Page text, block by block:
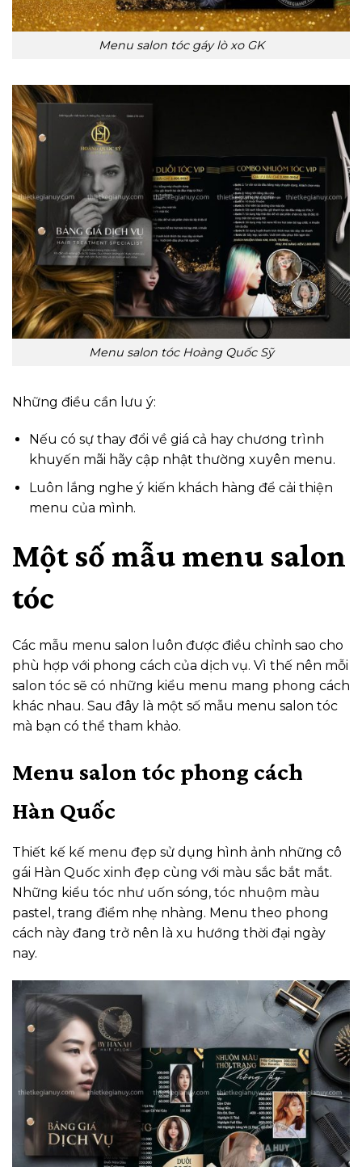
Menu salon tóc gáy lò xo GK
Menu salon tóc Hoàng Quốc Sỹ
Những điều cần lưu ý:
Nếu có sự thay đổi về giá cả hay chương trình
khuyến mãi hãy cập nhật thường xuyên menu.
Luôn lắng nghe ý kiến khách hàng để cải thiện
menu của mình.
Một số mẫu menu salon
tóc
Các mẫu menu salon luôn được điều chỉnh sao cho
phù hợp với phong cách của dịch vụ. Vì thế nên mỗi
salon tóc sẽ có những kiểu menu mang phong cách
khác nhau. Sau đây là một số mẫu menu salon tóc
mà bạn có thể tham khảo.
Menu salon tóc phong cách
Hàn Quốc
Thiết kế kế menu đẹp sử dụng hình ảnh những cô
gái Hàn Quốc xinh đẹp cùng với màu sắc bắt mắt.
Những kiểu tóc như uốn sóng, tóc nhuộm màu
pastel, trang điểm nhẹ nhàng. Menu theo phong
cách này đang trở nên là xu hướng thời đại ngày
nay.